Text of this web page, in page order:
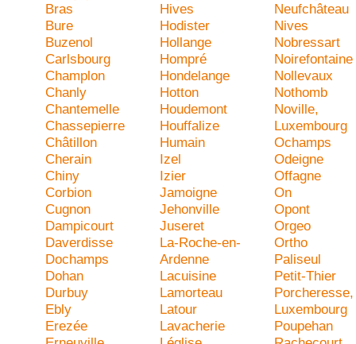
Bras
Bure
Buzenol
Carlsbourg
Champlon
Chanly
Chantemelle
Chassepierre
Châtillon
Cherain
Chiny
Corbion
Cugnon
Dampicourt
Daverdisse
Dochamps
Dohan
Durbuy
Ebly
Erezée
Hives
Hodister
Hollange
Hompré
Hondelange
Hotton
Houdemont
Houffalize
Humain
Izel
Izier
Jamoigne
Jehonville
Juseret
La-Roche-en-
Ardenne
Lacuisine
Lamorteau
Latour
Lavacherie
Neufchâteau
Nives
Nobressart
Noirefontaine
Nollevaux
Nothomb
Noville,
Luxembourg
Ochamps
Odeigne
Offagne
On
Opont
Orgeo
Ortho
Paliseul
Petit-Thier
Porcheresse,
Luxembourg
Poupehan